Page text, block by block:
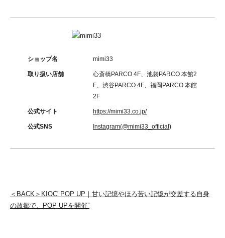
ショップ名 mimi33
取り扱い店舗
心斎橋PARCO 4F、池袋PARCO 本館2
F、渋谷PARCO 4F、福岡PARCO 本館
2F
公式サイト https://mimi33.co.jp/
公式SNS Instagram(@mimi33_official)
＜BACK＞KIOC' POP UP｜甘い記憶やほろ苦い記憶が交差する自身
の故郷で、POP UPを開催”